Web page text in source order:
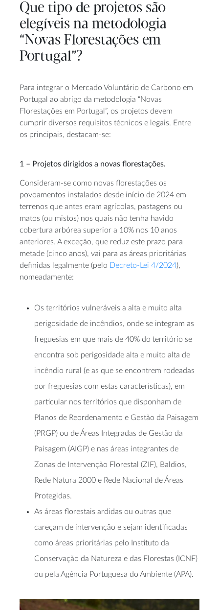
Que tipo de projetos são
elegíveis na metodologia
“Novas Florestações em
Portugal”?
Para integrar o Mercado Voluntário de Carbono em
Portugal ao abrigo da metodologia “Novas
Florestações em Portugal”, os projetos devem
cumprir diversos requisitos técnicos e legais. Entre
os principais, destacam-se:
1 – Projetos dirigidos a novas florestações.
Consideram-se como novas florestações os
povoamentos instalados desde início de 2024 em
terrenos que antes eram agrícolas, pastagens ou
matos (ou mistos) nos quais não tenha havido
cobertura arbórea superior a 10% nos 10 anos
anteriores. A exceção, que reduz este prazo para
metade (cinco anos), vai para as áreas prioritárias
definidas legalmente (pelo Decreto-Lei 4/2024),
nomeadamente:
Os territórios vulneráveis a alta e muito alta
perigosidade de incêndios, onde se integram as
freguesias em que mais de 40% do território se
encontra sob perigosidade alta e muito alta de
incêndio rural (e as que se encontrem rodeadas
por freguesias com estas características), em
particular nos territórios que disponham de
Planos de Reordenamento e Gestão da Paisagem
(PRGP) ou de Áreas Integradas de Gestão da
Paisagem (AIGP) e nas áreas integrantes de
Zonas de Intervenção Florestal (ZIF), Baldios,
Rede Natura 2000 e Rede Nacional de Áreas
Protegidas.
As áreas florestais ardidas ou outras que
careçam de intervenção e sejam identificadas
como áreas prioritárias pelo Instituto da
Conservação da Natureza e das Florestas (ICNF)
ou pela Agência Portuguesa do Ambiente (APA).